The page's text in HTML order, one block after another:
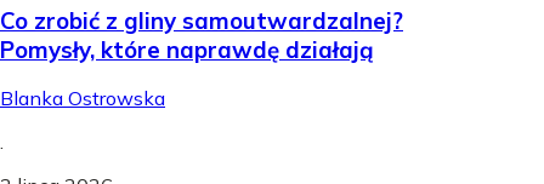
Co zrobić z gliny samoutwardzalnej?
Pomysły, które naprawdę działają
Blanka Ostrowska
.